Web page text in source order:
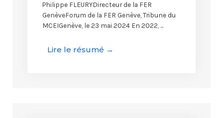
Philippe FLEURYDirecteur de la FER
GenèveForum de la FER Genève, Tribune du
MCEIGenève, le 23 mai 2024 En 2022, ...
Lire le résumé →